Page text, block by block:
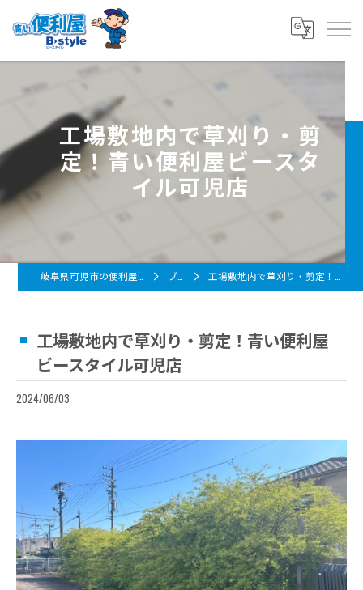
工場敷地内で草刈り・剪
定！青い便利屋ビースタ
イル可児店
ブログ 工場敷地内で草刈り・剪定！青い便利屋ビースタイル可児店
工場敷地内で草刈り・剪定！青い便利屋
ビースタイル可児店
2024/06/03